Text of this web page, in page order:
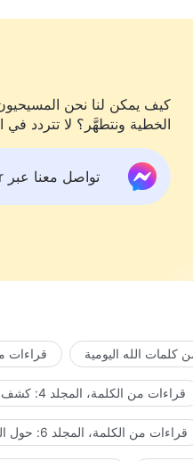
كيف يمكن لنا نحن
الخطية ونتطهَّر؟ لا تتردد في
تواصل معنا عبر Messenger
كلمات الله اليومية قراءات من
قراءات من الكلمة، المجلد 4: كشف أضداد المسيح
قراءات من الكلمة، المجلد 6: حول السعي إلى الحق